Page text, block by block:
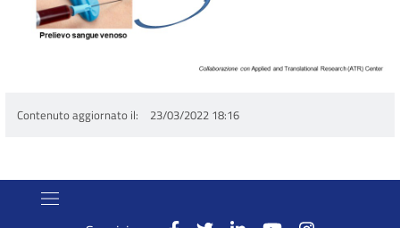
Contenuto aggiornato il 23/03/2022 18:16